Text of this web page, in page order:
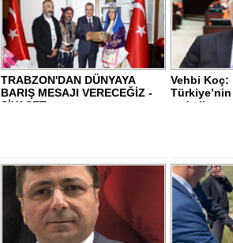
TRABZON'DAN DÜNYAYA
BARIŞ MESAJI VERECEĞİZ -
SİYASET
Vehbi Koç:
Türkiye’nin
ve kalkı..